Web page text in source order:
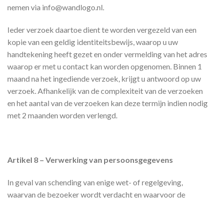
nemen via info@wandlogo.nl.
Ieder verzoek daartoe dient te worden vergezeld van een
kopie van een geldig identiteitsbewijs, waarop u uw
handtekening heeft gezet en onder vermelding van het adres
waarop er met u contact kan worden opgenomen. Binnen 1
maand na het ingediende verzoek, krijgt u antwoord op uw
verzoek. Afhankelijk van de complexiteit van de verzoeken
en het aantal van de verzoeken kan deze termijn indien nodig
met 2 maanden worden verlengd.
Artikel 8 – Verwerking van persoonsgegevens
In geval van schending van enige wet- of regelgeving,
waarvan de bezoeker wordt verdacht en waarvoor de